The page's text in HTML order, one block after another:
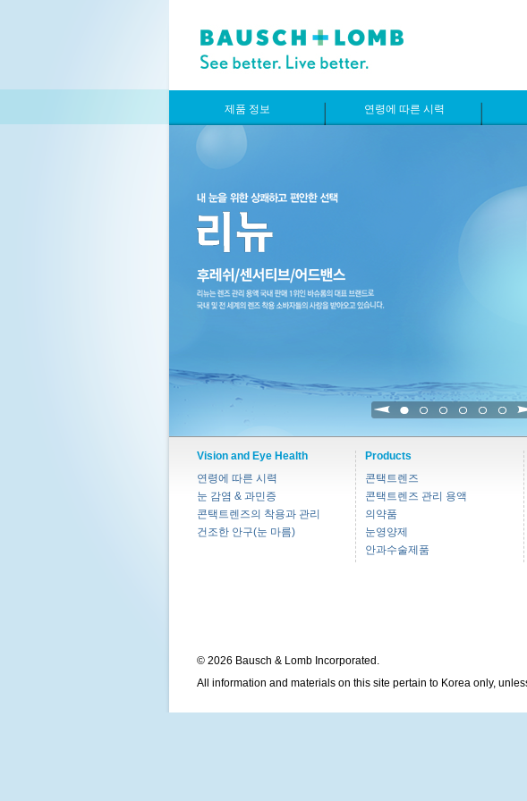
제품 정보 연령에 따른 시력
1 2 3 4 5 6
Vision and Eye Health
연령에 따른 시력
눈 감염 & 과민증
콘택트렌즈의 착용과 관리
건조한 안구(눈 마름)
Products
콘택트렌즈
콘택트렌즈 관리 용액
의약품
눈영양제
안과수술제품
© 2026 Bausch & Lomb Incorporated.
All information and materials on this site pertain to Korea only,